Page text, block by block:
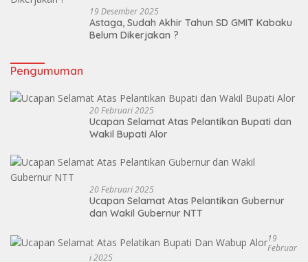
19 Desember 2025
Astaga, Sudah Akhir Tahun SD GMIT Kabaku
Belum Dikerjakan ?
Pengumuman
20 Februari 2025
Ucapan Selamat Atas Pelantikan Bupati dan
Wakil Bupati Alor
20 Februari 2025
Ucapan Selamat Atas Pelantikan Gubernur
dan Wakil Gubernur NTT
19
Februar
I 2025